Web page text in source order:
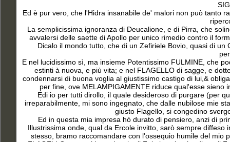
Ed è pur vero, che l'Hidra insanabile de' malori non può tanto
La semplicissima ignoranza di Deucalione, e di Pirra, che
avvalersi delle saette di Apollo per unico rimedio contro il
Dicalo il mondo tutto, che di un Zefiriele Bovio, quasi di
E nel lucidissimo sì, ma insieme Potentissimo FULMINE, che
estinti à nuova, e più vita; e nel FLAGELLO di sagge, e
condennarsi di buona voglia al giustissimo castigo di lui,&
per fine, ove MELAMPIGAMENTE riduce qual'esse
Edi io per tutti dirollo, il quale desideroso di purgare (per
irreparabilmente, mi sono ingegnato, che dalle nubilose mie
giusto Flagello, si congedino
Ed in questa mia impresa hò durato di pensiero, anzi di
Illustrissima onde, qual da Ercole invitto, sarò sempre
stesso, bramo raccomandare con l'ossequio humile del mio